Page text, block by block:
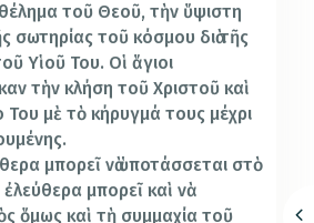
τοῦ Θεοῦ, τὴν ὕψιστη
σωτηρίας τοῦ κόσμου διὰ τῆς
Υἱοῦ Του. Οἱ ἅγιοι
τὴν κλήση τοῦ Χριστοῦ καὶ
Του μὲ τὸ κήρυγμά τους μέχρι
μπορεῖ νὰ ὑποτάσσεται στὸ
μπορεῖ καὶ νὰ
ὅμως καὶ τὴ συμμαχία τοῦ